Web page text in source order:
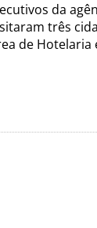
da
três
de Hotelaria